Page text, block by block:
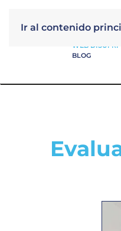
Ir al contenido
WEB DISUFRI
BLOG